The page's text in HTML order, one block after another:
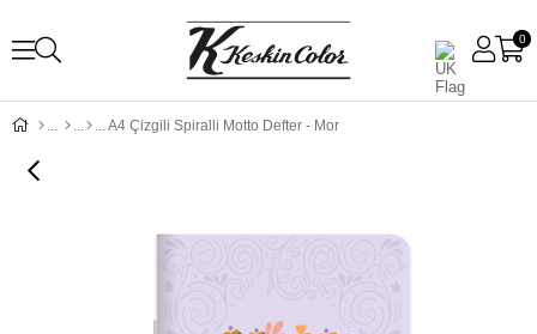
0
A4 Çizgili Spiralli Motto Defter - Mor